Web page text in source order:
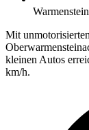
Mit
kleinen Autos
km/h.